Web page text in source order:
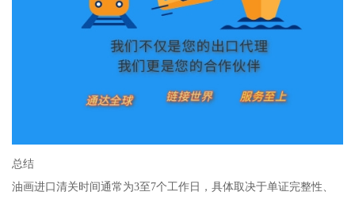
总结
油画进口清关时间通常为3至7个工作日，具体取决于单证完整性、